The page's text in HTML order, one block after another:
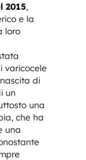
2015,
e la
loro
varicocele
di
un
una
che ha
una